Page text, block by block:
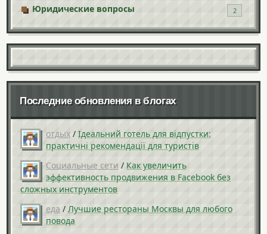
Юридические вопросы 2
Последние обновления в блогах
отдых / Ідеальний готель для відпустки:
практичні рекомендації для туристів
Социальные сети / Как увеличить
эффективность продвижения в Facebook без
сложных инструментов
еда / Лучшие рестораны Москвы для любого
повода